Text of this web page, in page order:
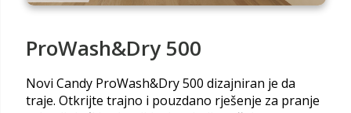
ProWash&Dry 500
Novi Candy ProWash&Dry 500 dizajniran je da
traje. Otkrijte trajno i pouzdano rješenje za pranje